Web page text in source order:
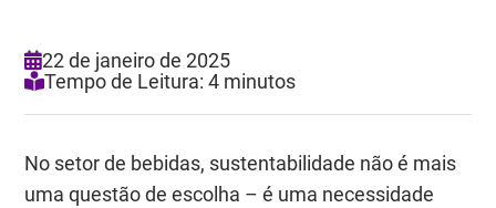
22 de janeiro de 2025
Tempo de Leitura: 4 minutos
No setor de bebidas, sustentabilidade não é mais
uma questão de escolha – é uma necessidade